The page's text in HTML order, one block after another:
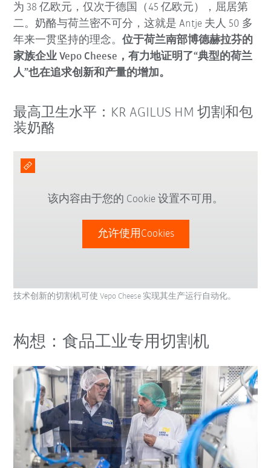
为 38 亿欧元，仅次于德国（45 亿欧元），屈居第
二。奶酪与荷兰密不可分，这就是 Antje 夫人 50 多
年来一贯坚持的理念。位于荷兰南部博德赫拉芬的
家族企业 Vepo Cheese，有力地证明了“典型的荷兰
人”也在追求创新和产量的增加。
最高卫生水平：KR AGILUS HM 切割和包
装奶酪
该内容由于您的 Cookie 设置不可用。
允许使用Cookies
技术创新的切割机可使 Vepo Cheese 实现其生产运行自动化。
构想：食品工业专用切割机